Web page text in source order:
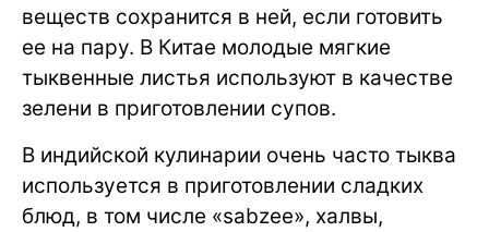
веществ сохранится в ней, если готовить
ее на пару. В Китае молодые мягкие
тыквенные листья используют в качестве
зелени в приготовлении супов.
В индийской кулинарии очень часто тыква
используется в приготовлении сладких
блюд, в том числе «sabzee», халвы,